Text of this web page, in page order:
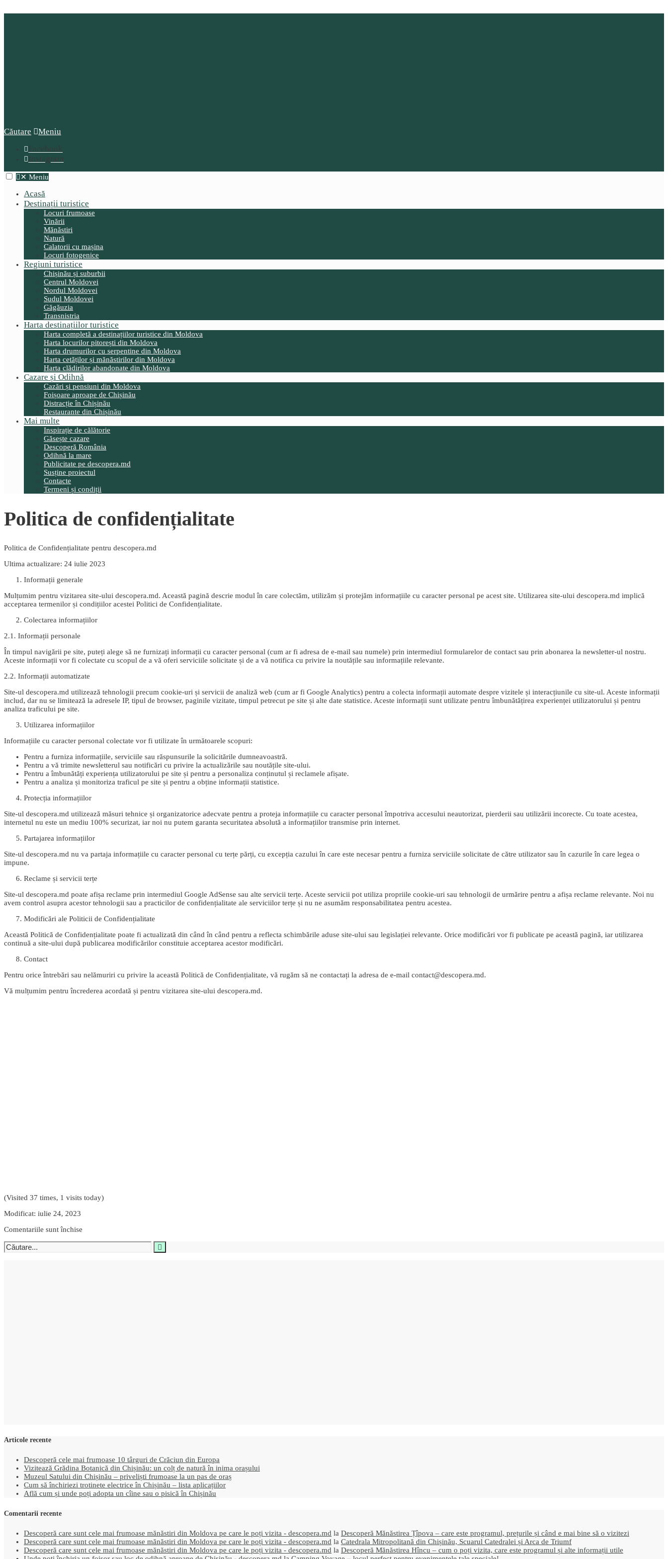
Căutare
Meniu
Facebook
Instagram
✕ Meniu
Acasă
Destinații turistice
Locuri frumoase
Vinării
Mănăstiri
Natură
Calatorii cu mașina
Locuri fotogenice
Regiuni turistice
Chișinău și suburbii
Centrul Moldovei
Nordul Moldovei
Sudul Moldovei
Găgăuzia
Transnistria
Harta destinațiilor turistice
Harta completă a destinațiilor turistice din Moldova
Harta locurilor pitorești din Moldova
Harta drumurilor cu serpentine din Moldova
Harta cetăților și mănăstirilor din Moldova
Harta clădirilor abandonate din Moldova
Cazare și Odihnă
Cazări și pensiuni din Moldova
Foișoare aproape de Chișinău
Distracție în Chișinău
Restaurante din Chișinău
Mai multe
Inspirație de călătorie
Găsește cazare
Descoperă România
Odihnă la mare
Publicitate pe descopera.md
Susține proiectul
Contacte
Termeni și condiții
Politica de confidențialitate
Politica de Confidențialitate pentru descopera.md
Ultima actualizare: 24 iulie 2023
Informații generale
Mulțumim pentru vizitarea site-ului descopera.md. Această pagină descrie modul în care colectăm, utilizăm și protejăm informațiile cu caracter personal pe acest site. Utilizarea site-ului descopera.md implică
acceptarea termenilor și condițiilor acestei Politici de Confidențialitate.
Colectarea informațiilor
2.1. Informații personale
În timpul navigării pe site, puteți alege să ne furnizați informații cu caracter personal (cum ar fi adresa de e-mail sau numele) prin intermediul formularelor de contact sau prin abonarea la newsletter-ul nostru.
Aceste informații vor fi colectate cu scopul de a vă oferi serviciile solicitate și de a vă notifica cu privire la noutățile sau informațiile relevante.
2.2. Informații automatizate
Site-ul descopera.md utilizează tehnologii precum cookie-uri și servicii de analiză web (cum ar fi Google Analytics) pentru a colecta informații automate despre vizitele și interacțiunile cu site-ul. Aceste informații
includ, dar nu se limitează la adresele IP, tipul de browser, paginile vizitate, timpul petrecut pe site și alte date statistice. Aceste informații sunt utilizate pentru îmbunătățirea experienței utilizatorului și pentru
analiza traficului pe site.
Utilizarea informațiilor
Informațiile cu caracter personal colectate vor fi utilizate în următoarele scopuri:
Pentru a furniza informațiile, serviciile sau răspunsurile la solicitările dumneavoastră.
Pentru a vă trimite newsletterul sau notificări cu privire la actualizările sau noutățile site-ului.
Pentru a îmbunătăți experiența utilizatorului pe site și pentru a personaliza conținutul și reclamele afișate.
Pentru a analiza și monitoriza traficul pe site și pentru a obține informații statistice.
Protecția informațiilor
Site-ul descopera.md utilizează măsuri tehnice și organizatorice adecvate pentru a proteja informațiile cu caracter personal împotriva accesului neautorizat, pierderii sau utilizării incorecte. Cu toate acestea,
internetul nu este un mediu 100% securizat, iar noi nu putem garanta securitatea absolută a informațiilor transmise prin internet.
Partajarea informațiilor
Site-ul descopera.md nu va partaja informațiile cu caracter personal cu terțe părți, cu excepția cazului în care este necesar pentru a furniza serviciile solicitate de către utilizator sau în cazurile în care legea o
impune.
Reclame și servicii terțe
Site-ul descopera.md poate afișa reclame prin intermediul Google AdSense sau alte servicii terțe. Aceste servicii pot utiliza propriile cookie-uri sau tehnologii de urmărire pentru a afișa reclame relevante. Noi nu
avem control asupra acestor tehnologii sau a practicilor de confidențialitate ale serviciilor terțe și nu ne asumăm responsabilitatea pentru acestea.
Modificări ale Politicii de Confidențialitate
Această Politică de Confidențialitate poate fi actualizată din când în când pentru a reflecta schimbările aduse site-ului sau legislației relevante. Orice modificări vor fi publicate pe această pagină, iar utilizarea
continuă a site-ului după publicarea modificărilor constituie acceptarea acestor modificări.
Contact
Pentru orice întrebări sau nelămuriri cu privire la această Politică de Confidențialitate, vă rugăm să ne contactați la adresa de e-mail contact@descopera.md.
Vă mulțumim pentru încrederea acordată și pentru vizitarea site-ului descopera.md.
(Visited 37 times, 1 visits today)
Modificat: iulie 24, 2023
Comentariile sunt închise
Articole recente
Descoperă cele mai frumoase 10 târguri de Crăciun din Europa
Vizitează Grădina Botanică din Chișinău: un colț de natură în inima orașului
Muzeul Satului din Chișinău – priveliști frumoase la un pas de oraș
Cum să închiriezi trotinete electrice în Chișinău – lista aplicațiilor
Află cum și unde poți adopta un cîine sau o pisică în Chișinău
Comentarii recente
Descoperă care sunt cele mai frumoase mănăstiri din Moldova pe care le poți vizita - descopera.md la Descoperă Mănăstirea Țîpova – care este programul, prețurile și când e mai bine să o vizitezi
Descoperă care sunt cele mai frumoase mănăstiri din Moldova pe care le poți vizita - descopera.md la Catedrala Mitropolitană din Chișinău, Scuarul Catedralei și Arca de Triumf
Descoperă care sunt cele mai frumoase mănăstiri din Moldova pe care le poți vizita - descopera.md la Descoperă Mănăstirea Hîncu – cum o poți vizita, care este programul și alte informații utile